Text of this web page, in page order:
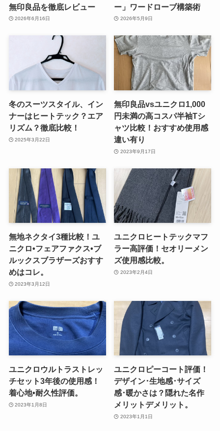
無印良品を徹底レビュー
2026年6月16日
ー」ワードローブ構築術
2026年5月9日
冬のスーツスタイル、イン
ナーはヒートテック？エア
リズム？徹底比較！
2025年3月22日
無印良品vsユニクロ1,000
円未満の高コスパ半袖Tシ
ャツ比較！おすすめ使用感
違い有り
2023年9月17日
無地ネクタイ3種比較！ユ
ニクロ•フェアファクス•ブ
ルックスブラザーズおすす
めはコレ。
2023年3月12日
ユニクロヒートテックマフ
ラー高評価！セオリーメン
ズ使用感比較。
2023年2月4日
ユニクロウルトラストレッ
チセット3年後の使用感！
着心地•耐久性評価。
2023年1月8日
ユニクロピーコート評価！
デザイン･生地感･サイズ
感･暖かさは？隠れた名作
メリットデメリット。
2023年1月1日